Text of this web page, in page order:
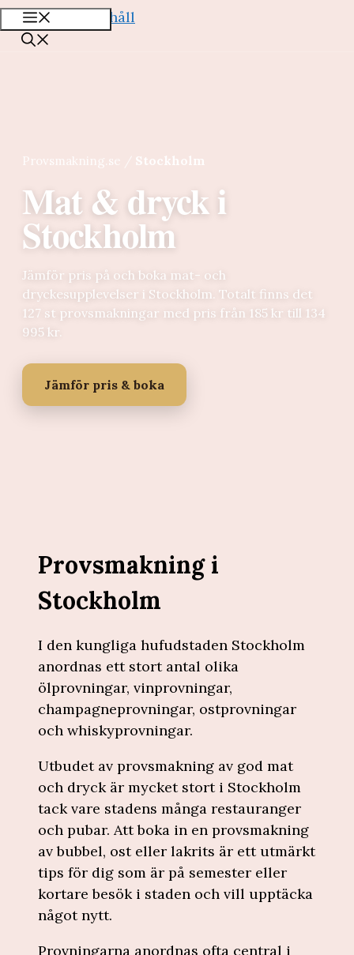
Hoppa till innehåll
Provsmakning.se Stockholm
Mat & dryck i
Stockholm
Jämför pris på och boka mat- och
dryckesupplevelser i Stockholm. Totalt finns det
127 st provsmakningar med pris från 185 kr till 134
995 kr.
Jämför pris & boka
Provsmakning i
Stockholm
I den kungliga hufudstaden Stockholm
anordnas ett stort antal olika
ölprovningar, vinprovningar,
champagneprovningar, ostprovningar
och whiskyprovningar.
Utbudet av provsmakning av god mat
och dryck är mycket stort i Stockholm
tack vare stadens många restauranger
och pubar. Att boka in en provsmakning
av bubbel, ost eller lakrits är ett utmärkt
tips för dig som är på semester eller
kortare besök i staden och vill upptäcka
något nytt.
Provningarna anordnas ofta central i